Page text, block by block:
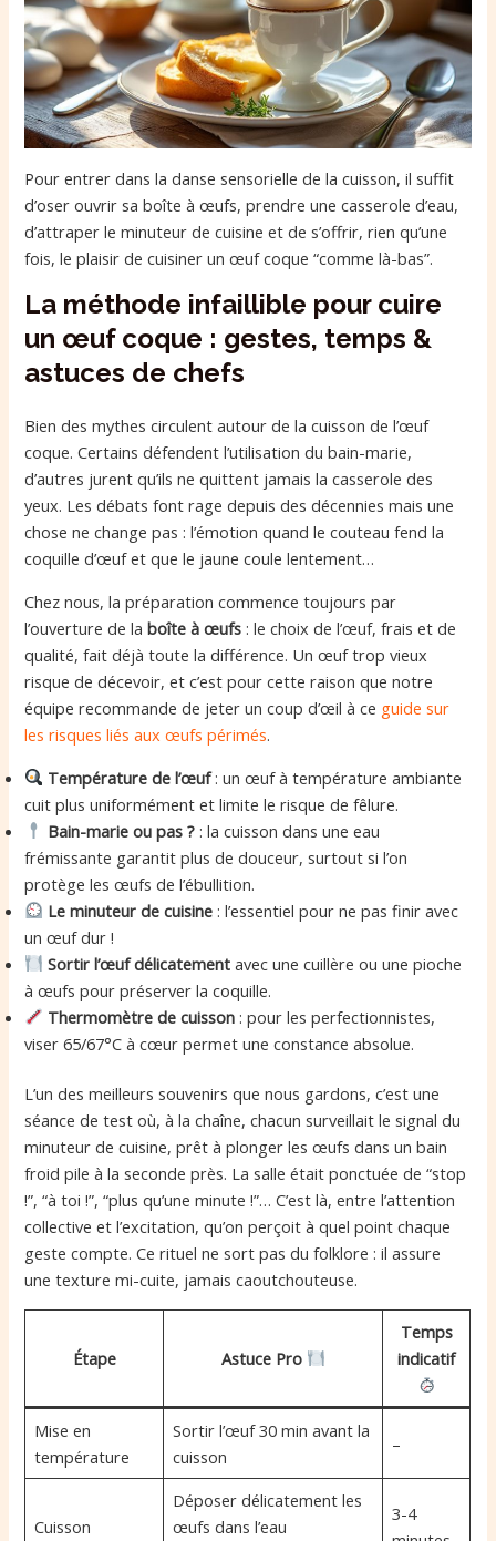
Pour entrer dans la danse sensorielle de la cuisson, il suffit
d’oser ouvrir sa boîte à œufs, prendre une casserole d’eau,
d’attraper le minuteur de cuisine et de s’offrir, rien qu’une
fois, le plaisir de cuisiner un œuf coque “comme là-bas”.
La méthode infaillible pour cuire
un œuf coque : gestes, temps &
astuces de chefs
Bien des mythes circulent autour de la cuisson de l’œuf
coque. Certains défendent l’utilisation du bain-marie,
d’autres jurent qu’ils ne quittent jamais la casserole des
yeux. Les débats font rage depuis des décennies mais une
chose ne change pas : l’émotion quand le couteau fend la
coquille d’œuf et que le jaune coule lentement…
Chez nous, la préparation commence toujours par
l’ouverture de laboîte à œufs : le choix de l’œuf, frais et de
qualité, fait déjà toute la différence. Un œuf trop vieux
risque de décevoir, et c’est pour cette raison que notre
équipe recommande de jeter un coup d’œil à ce guide sur
les risques liés aux œufs périmés.
Température de l’œuf: un œuf à température ambiante
cuit plus uniformément et limite le risque de fêlure.
Bain-marie ou pas ? : la cuisson dans une eau
frémissante garantit plus de douceur, surtout si l’on
protège les œufs de l’ébullition.
Le minuteur de cuisine : l’essentiel pour ne pas finir avec
un œuf dur !
Sortir l’œuf délicatement avec une cuillère ou une pioche
à œufs pour préserver la coquille.
Thermomètre de cuisson : pour les perfectionnistes,
viser 65/67°C à cœur permet une constance absolue.
L’un des meilleurs souvenirs que nous gardons, c’est une
séance de test où, à la chaîne, chacun surveillait le signal du
minuteur de cuisine, prêt à plonger les œufs dans un bain
froid pile à la seconde près. La salle était ponctuée de “stop
!”, “à toi !”, “plus qu’une minute !”… C’est là, entre l’attention
collective et l’excitation, qu’on perçoit à quel point chaque
geste compte. Ce rituel ne sort pas du folklore : il assure
une texture mi-cuite, jamais caoutchouteuse.
Étape Astuce Pro
Temps
indicatif
Mise en
température
Sortir l’œuf 30 min avant la
cuisson
–
Cuisson
Déposer délicatement les
œufs dans l’eau
3-4